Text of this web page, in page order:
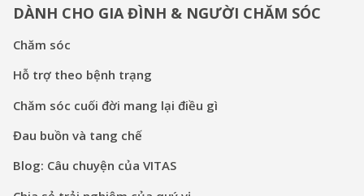
DÀNH CHO GIA ĐÌNH & NGƯỜI CHĂM SÓC
Chăm sóc
Hỗ trợ theo bệnh trạng
Chăm sóc cuối đời mang lại điều gì
Đau buồn và tang chế
Blog: Câu chuyện của VITAS